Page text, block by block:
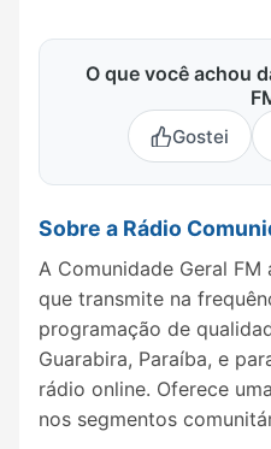
O que você achou
Gostei
Sobre a Rádio
A Comunidade Geral
que transmite na
programação de
Guarabira, Paraíba, e
rádio online. Oferece
nos segmentos